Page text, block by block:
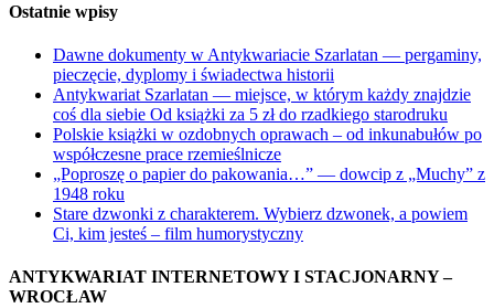
Ostatnie wpisy
Dawne dokumenty w Antykwariacie Szarlatan — pergaminy,
pieczęcie, dyplomy i świadectwa historii
Antykwariat Szarlatan — miejsce, w którym każdy znajdzie
coś dla siebie Od książki za 5 zł do rzadkiego starodruku
Polskie książki w ozdobnych oprawach – od inkunabułów po
współczesne prace rzemieślnicze
„Poproszę o papier do pakowania…” — dowcip z „Muchy” z
1948 roku
Stare dzwonki z charakterem. Wybierz dzwonek, a powiem
Ci, kim jesteś – film humorystyczny
ANTYKWARIAT INTERNETOWY I STACJONARNY –
WROCŁAW